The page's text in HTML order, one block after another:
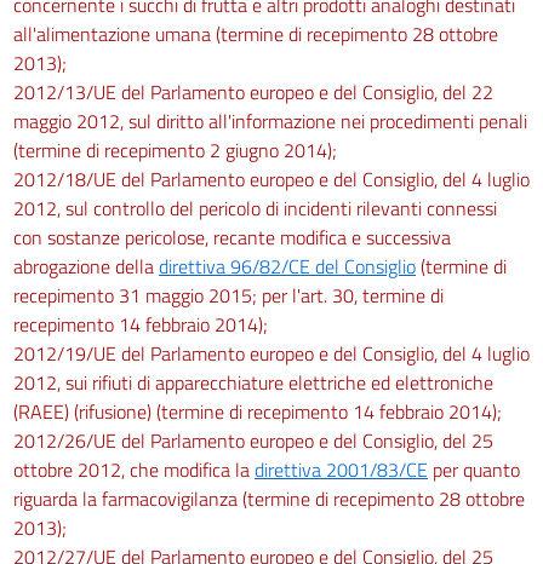
all'alimentazione umana (termine di recepimento 28 ottobre
2013);
2012/13/UE del Parlamento europeo e del Consiglio, del 22
maggio 2012, sul diritto all'informazione nei procedimenti penali
(termine di recepimento 2 giugno 2014);
2012/18/UE del Parlamento europeo e del Consiglio, del 4 luglio
2012, sul controllo del pericolo di incidenti rilevanti connessi
con sostanze pericolose, recante modifica e successiva
abrogazione delladirettiva 96/82/CE del Consiglio(termine di
recepimento 31 maggio 2015; per l'art. 30, termine di
recepimento 14 febbraio 2014);
2012/19/UE del Parlamento europeo e del Consiglio, del 4 luglio
2012, sui rifiuti di apparecchiature elettriche ed elettroniche
(RAEE) (rifusione) (termine di recepimento 14 febbraio 2014);
2012/26/UE del Parlamento europeo e del Consiglio, del 25
ottobre 2012, che modifica ladirettiva 2001/83/CE per quanto
riguarda la farmacovigilanza (termine di recepimento 28 ottobre
2013);
2012/27/UE del Parlamento europeo e del Consiglio, del 25